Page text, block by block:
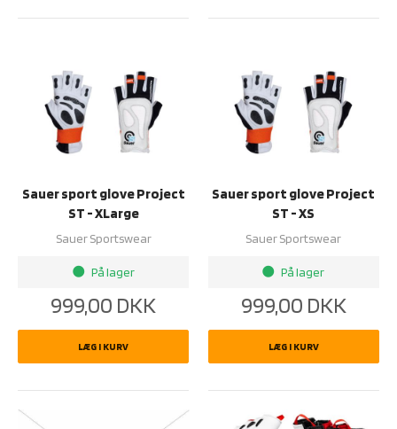
Sauer sport glove Project
ST - XLarge
Sauer Sportswear
brightness_1 På lager
999,00 DKK
LÆG I KURV
Sauer sport glove Project
ST - XS
Sauer Sportswear
brightness_1 På lager
999,00 DKK
LÆG I KURV